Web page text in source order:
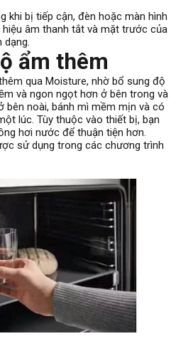
khi bị tiếp cận, đèn hoặc màn hình
hiệu âm thanh tắt và mặt trước của
dạng.
ẩm thêm
qua Moisture, nhờ bổ sung độ
và ngon ngọt hơn ở bên trong và
bên noài, bánh mì mềm mịn và có
lúc. Tùy thuộc vào thiết bị, bạn
hơi nước để thuận tiện hơn.
sử dụng trong các chương trình